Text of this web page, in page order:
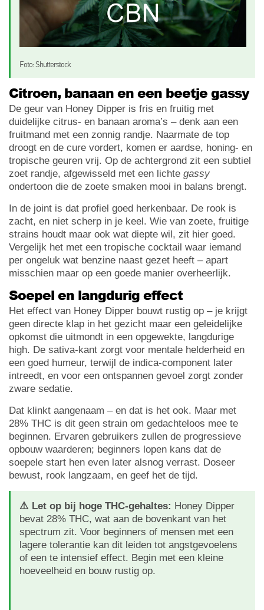
Foto: Shutterstock
Citroen, banaan en een beetje gassy
De geur van Honey Dipper is fris en fruitig met
duidelijke citrus- en banaan aroma’s – denk aan een
fruitmand met een zonnig randje. Naarmate de top
droogt en de cure vordert, komen er aardse, honing- en
tropische geuren vrij. Op de achtergrond zit een subtiel
zoet randje, afgewisseld met een lichte gassy
ondertoon die de zoete smaken mooi in balans brengt.
In de joint is dat profiel goed herkenbaar. De rook is
zacht, en niet scherp in je keel. Wie van zoete, fruitige
strains houdt maar ook wat diepte wil, zit hier goed.
Vergelijk het met een tropische cocktail waar iemand
per ongeluk wat benzine naast gezet heeft – apart
misschien maar op een goede manier overheerlijk.
Soepel en langdurig effect
Het effect van Honey Dipper bouwt rustig op – je krijgt
geen directe klap in het gezicht maar een geleidelijke
opkomst die uitmondt in een opgewekte, langdurige
high. De sativa-kant zorgt voor mentale helderheid en
een goed humeur, terwijl de indica-component later
intreedt, en voor een ontspannen gevoel zorgt zonder
zware sedatie.
Dat klinkt aangenaam – en dat is het ook. Maar met
28% THC is dit geen strain om gedachteloos mee te
beginnen. Ervaren gebruikers zullen de progressieve
opbouw waarderen; beginners lopen kans dat de
soepele start hen even later alsnog verrast. Doseer
bewust, rook langzaam, en geef het de tijd.
⚠️ Let op bij hoge THC-gehaltes: Honey Dipper
bevat 28% THC, wat aan de bovenkant van het
spectrum zit. Voor beginners of mensen met een
lagere tolerantie kan dit leiden tot angstgevoelens
of een te intensief effect. Begin met een kleine
hoeveelheid en bouw rustig op.